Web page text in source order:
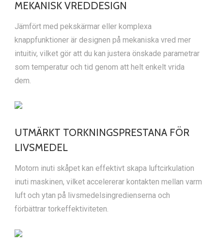
MEKANISK VREDDESIGN
Jämfört med pekskärmar eller komplexa
knappfunktioner är designen på mekaniska vred mer
intuitiv, vilket gör att du kan justera önskade parametrar
som temperatur och tid genom att helt enkelt vrida
dem.
UTMÄRKT TORKNINGSPRESTANA FÖR
LIVSMEDEL
Motorn inuti skåpet kan effektivt skapa luftcirkulation
inuti maskinen, vilket accelererar kontakten mellan varm
luft och ytan på livsmedelsingredienserna och
förbättrar torkeffektiviteten.